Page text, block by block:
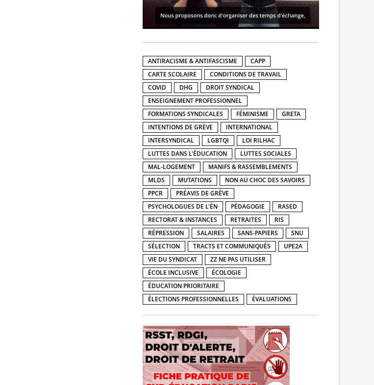
ANTIRACISME & ANTIFASCISME
CAPP
CARTE SCOLAIRE
CONDITIONS DE TRAVAIL
COVID
DHG
DROIT SYNDICAL
ENSEIGNEMENT PROFESSIONNEL
FORMATIONS SYNDICALES
FÉMINISME
GRETA
INTENTIONS DE GRÈVE
INTERNATIONAL
INTERSYNDICAL
LGBTQI
LOI RILHAC
LUTTES DANS L'ÉDUCATION
LUTTES SOCIALES
MAL-LOGEMENT
MANIFS & RASSEMBLEMENTS
MLDS
MUTATIONS
NON AU CHOC DES SAVOIRS
PPCR
PRÉAVIS DE GRÈVE
PSYCHOLOGUES DE L'ÉN
PÉDAGOGIE
RASED
RECTORAT & INSTANCES
RETRAITES
RIS
RÉPRESSION
SALAIRES SANS-PAPIERS
SNU
SÉLECTION
TRACTS ET COMMUNIQUÉS
UPE2A
VIE DU SYNDICAT
ZZ NE PAS UTILISER
ÉCOLE INCLUSIVE
ÉCOLOGIE
ÉDUCATION PRIORITAIRE
ÉLECTIONS PROFESSIONNELLES
ÉVALUATIONS